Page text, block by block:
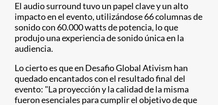
El audio surround tuvo un papel clave y un alto
impacto en el evento, utilizándose 66 columnas de
sonido con 60.000 watts de potencia, lo que
produjo una experiencia de sonido única en la
audiencia.
Lo cierto es que en Desafio Global Ativism han
quedado encantados con el resultado final del
evento: "La proyección y la calidad de la misma
fueron esenciales para cumplir el objetivo de que